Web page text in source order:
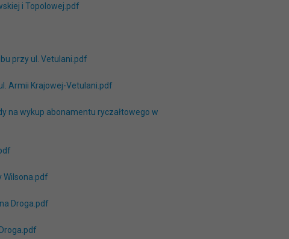
i Topolowej.pdf
przy ul. Vetulani.pdf
Armii Krajowej-Vetulani.pdf
na wykup abonamentu ryczałtowego w
Wilsona.pdf
Droga.pdf